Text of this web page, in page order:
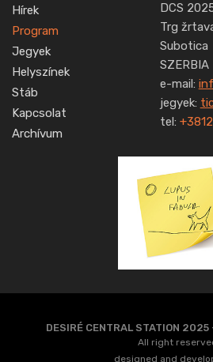
Hírek
Program
Jegyek
Helyszínek
Stáb
Kapcsolat
Archívum
DCS
Trg
Subotica
SZERBIA
e-mail:
jegyek:
tel:
DESIRÉ CENTRAL STATION 2025
All right
designed and